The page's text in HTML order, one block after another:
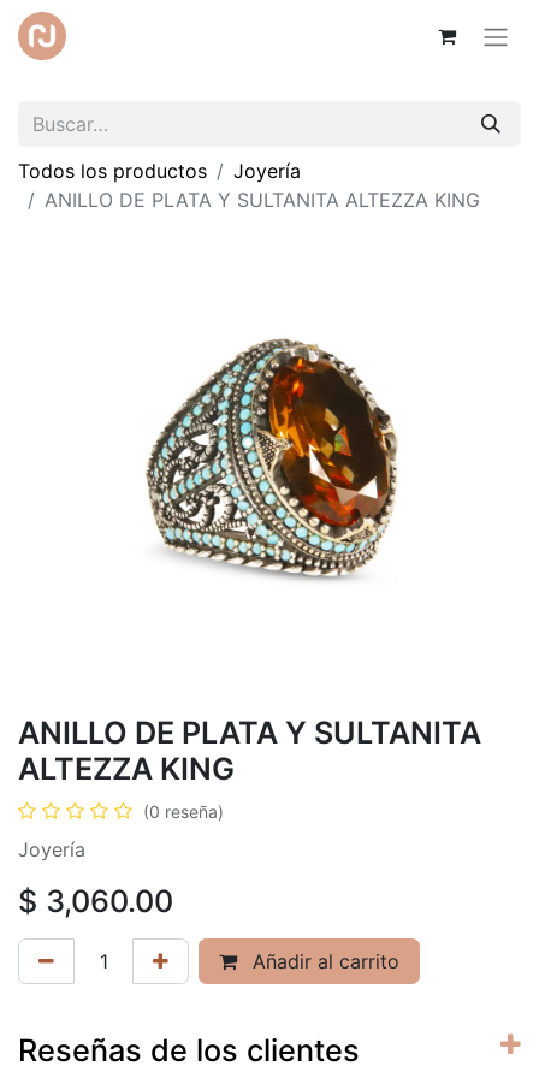
Todos los productos
Joyería
ANILLO DE PLATA Y SULTANITA ALTEZZA KING
ANILLO DE PLATA Y SULTANITA
ALTEZZA KING
(0 reseña)
Joyería
$ 3,060.00
Añadir al carrito
Reseñas de los clientes